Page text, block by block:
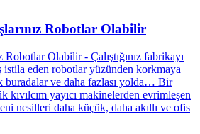
Robotlar Olabilir
Robotlar Olabilir - Çalıştığınız fabrikayı
eden robotlar yüzünden korkmaya
buradalar ve daha fazlası yolda… Bir
yayıcı makinelerden evrimleşen
nesilleri daha küçük, daha akıllı ve ofis